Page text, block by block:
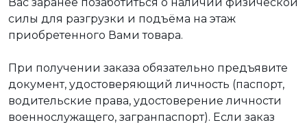
силы для разгрузки и подъёма на этаж
приобретенного Вами товара.
При получении заказа обязательно предъявите
документ, удостоверяющий личность (паспорт,
водительские права, удостоверение личности
военнослужащего, загранпаспорт). Если заказ